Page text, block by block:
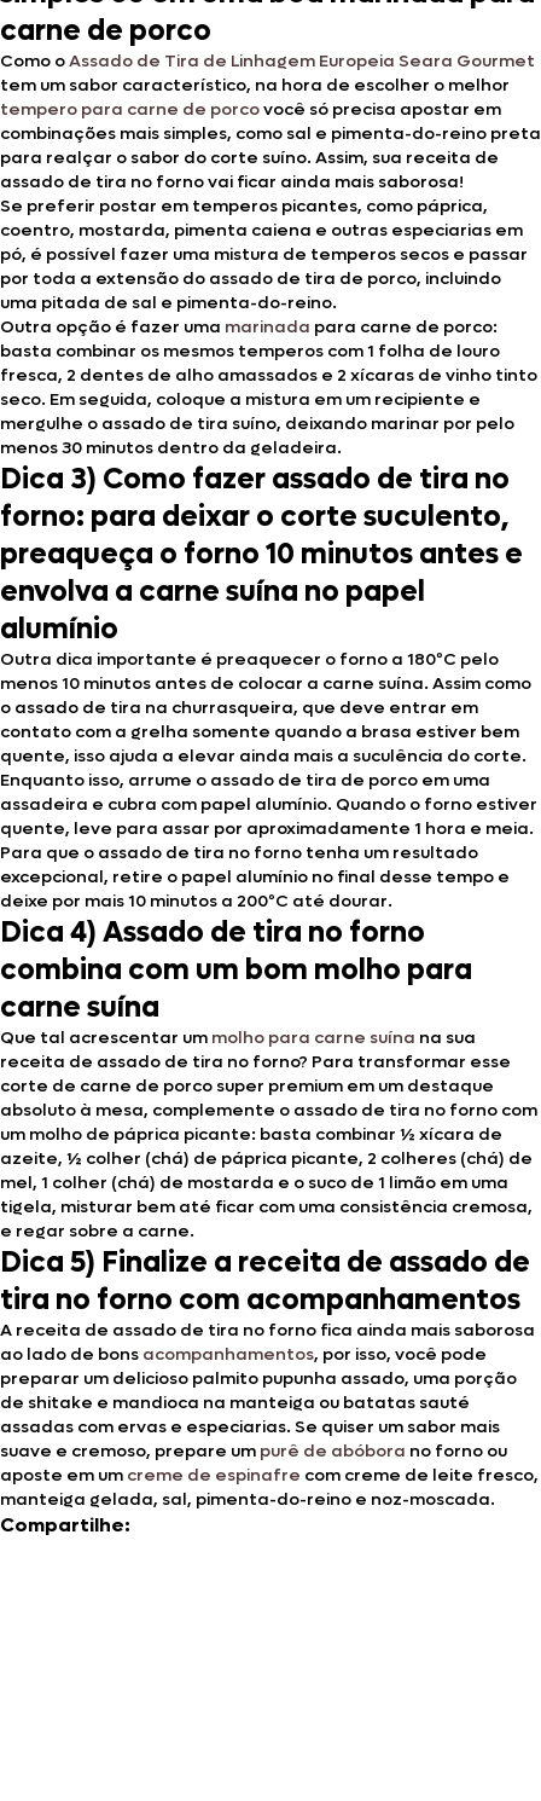
carne de porco
Como oAssado de Tira de Linhagem Europeia Seara Gourmet
tem um sabor característico, na hora de escolher o melhor
tempero para carne de porcovocê só precisa apostar em
combinações mais simples, como sal e pimenta-do-reino preta
para realçar o sabor do corte suíno. Assim, sua receita de
assado de tira no forno vai ficar ainda mais saborosa!
Se preferir postar em temperos picantes, como páprica,
coentro, mostarda, pimenta caiena e outras especiarias em
pó, é possível fazer uma mistura de temperos secos e passar
por toda a extensão do assado de tira de porco, incluindo
uma pitada de sal e pimenta-do-reino.
Outra opção é fazer uma marinada para carne de porco:
basta combinar os mesmos temperos com 1 folha de louro
fresca, 2 dentes de alho amassados e 2 xícaras de vinho tinto
seco. Em seguida, coloque a mistura em um recipiente e
mergulhe o assado de tira suíno, deixando marinar por pelo
menos 30 minutos dentro da geladeira.
Dica 3) Como fazer assado de tira no
forno: para deixar o corte suculento,
preaqueça o forno 10 minutos antes e
envolva a carne suína no papel
alumínio
Outra dica importante é preaquecer o forno a 180ºC pelo
menos 10 minutos antes de colocar a carne suína. Assim como
o assado de tira na churrasqueira, que deve entrar em
contato com a grelha somente quando a brasa estiver bem
quente, isso ajuda a elevar ainda mais a suculência do corte.
Enquanto isso, arrume o assado de tira de porco em uma
assadeira e cubra com papel alumínio. Quando o forno estiver
quente, leve para assar por aproximadamente 1 hora e meia.
Para que o assado de tira no forno tenha um resultado
excepcional, retire o papel alumínio no final desse tempo e
deixe por mais 10 minutos a 200ºC até dourar.
Dica 4) Assado de tira no forno
combina com um bom molho para
carne suína
Que tal acrescentar um molho para carne suína na sua
receita de assado de tira no forno? Para transformar esse
corte de carne de porco super premium em um destaque
absoluto à mesa, complemente o assado de tira no forno com
um molho de páprica picante: basta combinar ½ xícara de
azeite, ½ colher (chá) de páprica picante, 2 colheres (chá) de
mel, 1 colher (chá) de mostarda e o suco de 1 limão em uma
tigela, misturar bem até ficar com uma consistência cremosa,
e regar sobre a carne.
Dica 5) Finalize a receita de assado de
tira no forno com acompanhamentos
A receita de assado de tira no forno fica ainda mais saborosa
ao lado de bons acompanhamentos, por isso, você pode
preparar um delicioso palmito pupunha assado, uma porção
de shitake e mandioca na manteiga ou batatas sauté
assadas com ervas e especiarias. Se quiser um sabor mais
suave e cremoso, prepare um purê de abóbora no forno ou
aposte em um creme de espinafre com creme de leite fresco,
manteiga gelada, sal, pimenta-do-reino e noz-moscada.
Compartilhe: